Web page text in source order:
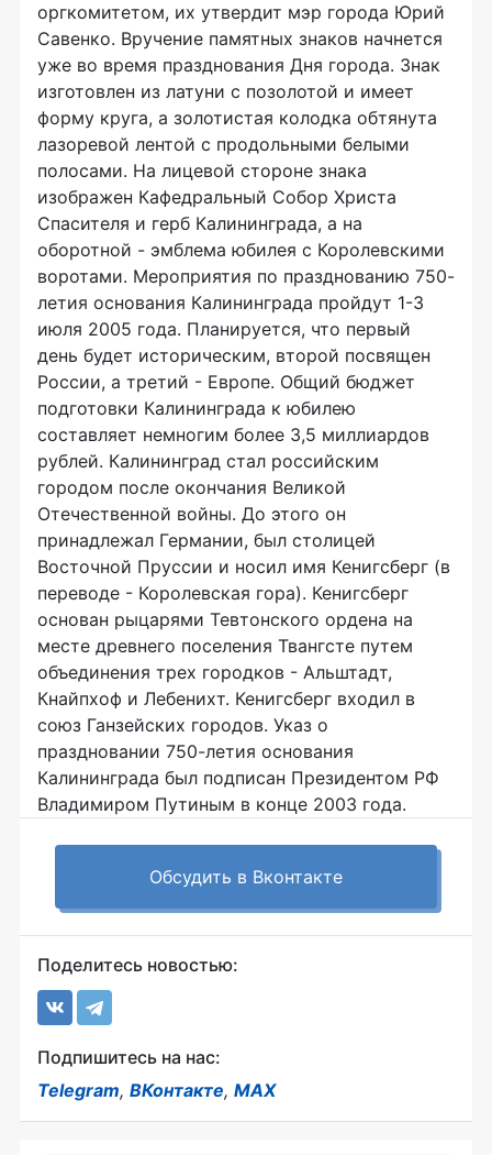
оргкомитетом, их утвердит мэр города Юрий
Савенко. Вручение памятных знаков начнется
уже во время празднования Дня города. Знак
изготовлен из латуни с позолотой и имеет
форму круга, а золотистая колодка обтянута
лазоревой лентой с продольными белыми
полосами. На лицевой стороне знака
изображен Кафедральный Собор Христа
Спасителя и герб Калининграда, а на
оборотной - эмблема юбилея с Королевскими
воротами. Мероприятия по празднованию 750-
летия основания Калининграда пройдут 1-3
июля 2005 года. Планируется, что первый
день будет историческим, второй посвящен
России, а третий - Европе. Общий бюджет
подготовки Калининграда к юбилею
составляет немногим более 3,5 миллиардов
рублей. Калининград стал российским
городом после окончания Великой
Отечественной войны. До этого он
принадлежал Германии, был столицей
Восточной Пруссии и носил имя Кенигсберг (в
переводе - Королевская гора). Кенигсберг
основан рыцарями Тевтонского ордена на
месте древнего поселения Твангсте путем
объединения трех городков - Альштадт,
Кнайпхоф и Лебенихт. Кенигсберг входил в
союз Ганзейских городов. Указ о
праздновании 750-летия основания
Калининграда был подписан Президентом РФ
Владимиром Путиным в конце 2003 года.
Обсудить в Вконтакте
Поделитесь новостью:
Подпишитесь на нас:
Telegram, ВКонтакте, MAX